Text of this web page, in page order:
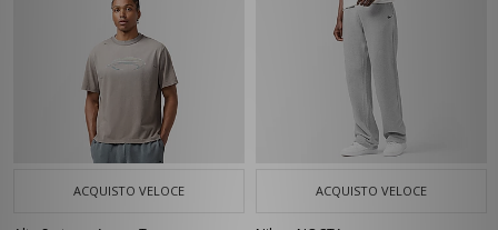
ACQUISTO VELOCE ACQUISTO VELOCE